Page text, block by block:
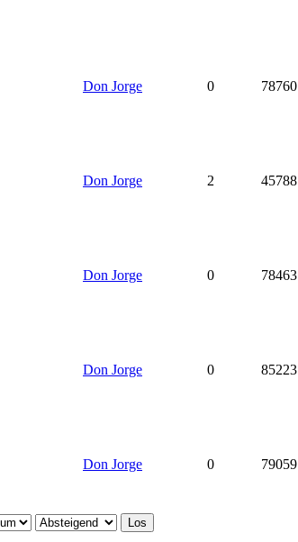
Don Jorge 0 78760
Don Jorge 2 45788
Don Jorge 0 78463
Don Jorge 0 85223
Don Jorge 0 79059